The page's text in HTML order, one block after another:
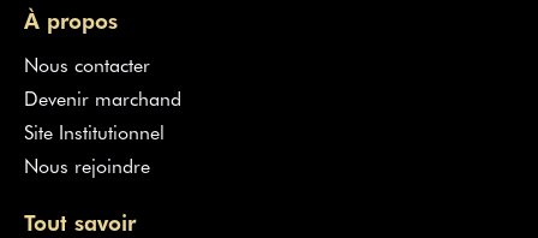
À propos
Nous contacter
Devenir marchand
Site Institutionnel
Nous rejoindre
Tout savoir